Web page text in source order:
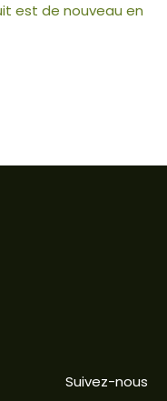
est de nouveau en
Suivez-nous